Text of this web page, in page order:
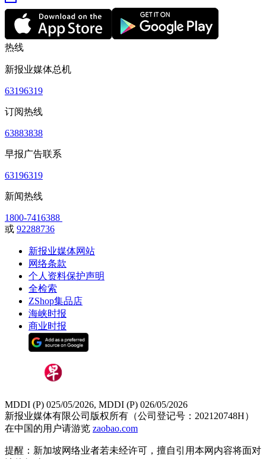
热线
新报业媒体总机
63196319
订阅热线
63883838
早报广告联系
63196319
新闻热线
1800-7416388
或 92288736
新报业媒体网站
网络条款
个人资料保护声明
全检索
ZShop集品店
海峡时报
商业时报
MDDI (P) 025/05/2026, MDDI (P) 026/05/2026
新报业媒体有限公司版权所有（公司登记号：202120748H）
在中国的用户请游览 zaobao.com
提醒：新加坡网络业者若未经许可，擅自引用本网内容将面对